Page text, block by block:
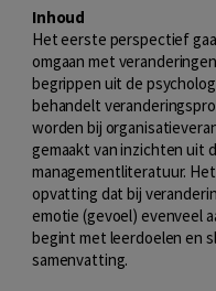
Inhoud
Het eerste perspectief
omgaan met
begrippen uit de
behandelt
worden bij
gemaakt van inzichten uit
managementliteratuur.
opvatting dat bij
emotie (gevoel) evenveel
begint met leerdoelen en
samenvatting.